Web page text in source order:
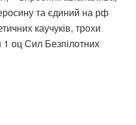
та єдиний на рф
каучуків, трохи
1 оц Сил Безпілотних